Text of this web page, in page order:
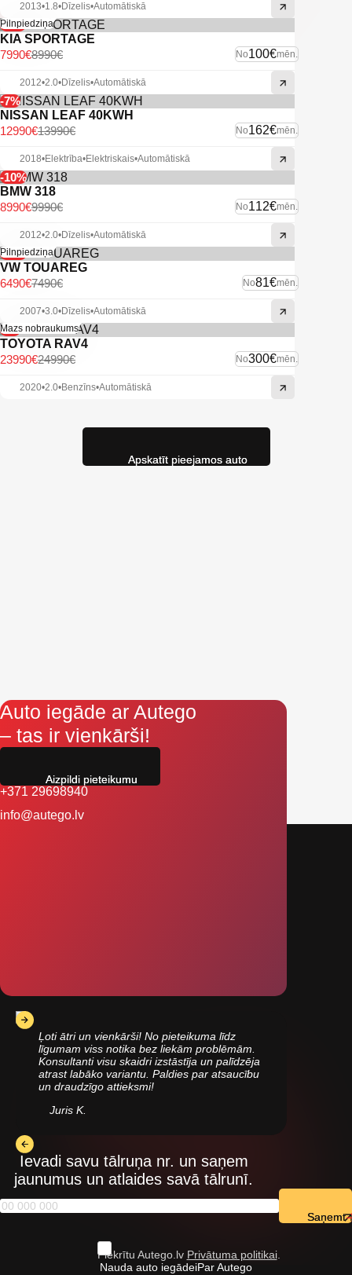
2013•1.8•Dīzelis•Automātiskā
-11%
Pilnpiedziņa
KIA SPORTAGE
No100€mēn.
8990€
7990€
2012•2.0•Dīzelis•Automātiskā
-7%
NISSAN LEAF 40KWH
No162€mēn.
13990€
12990€
2018•Elektrība•Elektriskais•Automātiskā
-10%
BMW 318
No112€mēn.
9990€
8990€
2012•2.0•Dīzelis•Automātiskā
-13%
Pilnpiedziņa
VW TOUAREG
No81€mēn.
7490€
6490€
2007•3.0•Dīzelis•Automātiskā
-4%
Mazs nobraukums
TOYOTA RAV4
No300€mēn.
24990€
23990€
2020•2.0•Benzīns•Automātiskā
Auto iegāde ar Autego
– tas ir vienkārši!
+371 29698940
info@autego.lv
Ļoti ātri un vienkārši! No pieteikuma līdz
līgumam viss notika bez liekām problēmām.
Konsultanti visu skaidri izstāstīja un palīdzēja
atrast labāko variantu. Paldies par atsaucību
un draudzīgo attieksmi!
Juris K.
Ievadi savu tālruņa nr. un saņem
jaunumus un atlaides savā tālrunī.
Piekrītu Autego.lv Privātuma politikai.
Nauda auto iegādeiPar Autego